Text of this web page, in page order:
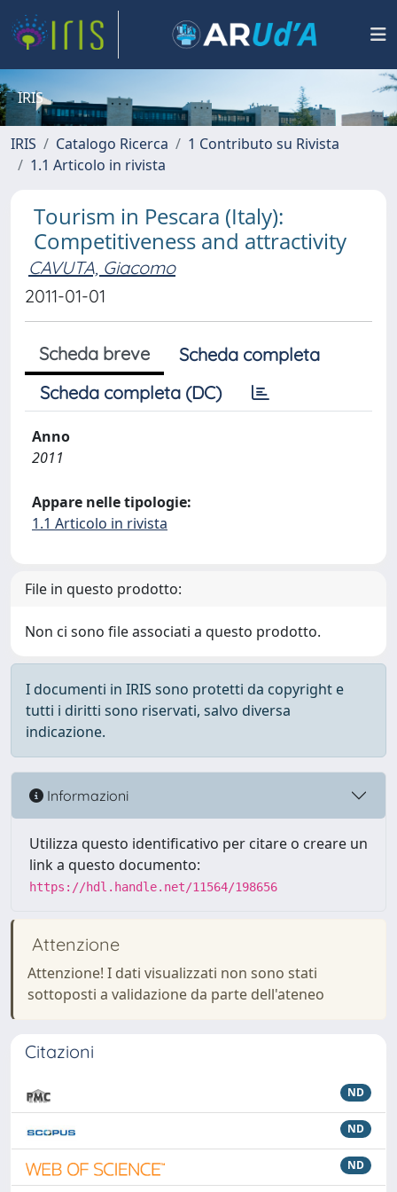
IRIS
IRIS Catalogo Ricerca
1 Contributo su Rivista
1.1 Articolo in rivista
Tourism in Pescara (Italy):
Competitiveness and attractivity
CAVUTA, Giacomo
2011-01-01
Scheda breve
Scheda completa
Scheda completa (DC)
Anno
2011
Appare nelle tipologie:
1.1 Articolo in rivista
File in questo prodotto:
Non ci sono file associati a questo prodotto.
I documenti in IRIS sono protetti da copyright e
tutti i diritti sono riservati, salvo diversa
indicazione.
Informazioni
Utilizza questo identificativo per citare o creare un
link a questo documento:
https://hdl.handle.net/11564/198656
Attenzione
Attenzione! I dati visualizzati non sono stati
sottoposti a validazione da parte dell'ateneo
Citazioni
ND
ND
ND